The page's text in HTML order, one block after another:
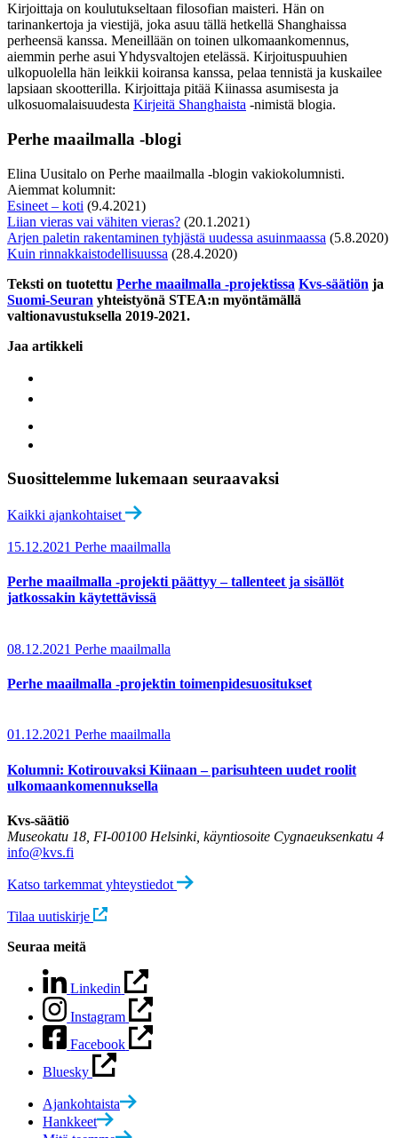
Kirjoittaja on koulutukseltaan filosofian maisteri. Hän on
tarinankertoja ja viestijä, joka asuu tällä hetkellä Shanghaissa
perheensä kanssa. Meneillään on toinen ulkomaankomennus,
aiemmin perhe asui Yhdysvaltojen etelässä. Kirjoituspuuhien
ulkopuolella hän leikkii koiransa kanssa, pelaa tennistä ja kuskailee
lapsiaan skootterilla. Kirjoittaja pitää Kiinassa asumisesta ja
ulkosuomalaisuudesta Kirjeitä Shanghaista -nimistä blogia.
Perhe maailmalla -blogi
Elina Uusitalo on Perhe maailmalla -blogin vakiokolumnisti.
Aiemmat kolumnit:
Esineet – koti (9.4.2021)
Liian vieras vai vähiten vieras? (20.1.2021)
Arjen paletin rakentaminen tyhjästä uudessa asuinmaassa (5.8.2020)
Kuin rinnakkaistodellisuussa (28.4.2020)
Teksti on tuotettu Perhe maailmalla -projektissa Kvs-säätiön ja
Suomi-Seuran yhteistyönä STEA:n myöntämällä
valtionavustuksella 2019-2021.
Jaa artikkeli
Suosittelemme lukemaan seuraavaksi
Kaikki ajankohtaiset
15.12.2021 Perhe maailmalla
Perhe maailmalla -projekti päättyy – tallenteet ja sisällöt
jatkossakin käytettävissä
08.12.2021 Perhe maailmalla
Perhe maailmalla -projektin toimenpidesuositukset
01.12.2021 Perhe maailmalla
Kolumni: Kotirouvaksi Kiinaan – parisuhteen uudet roolit
ulkomaankomennuksella
Kvs-säätiö
Museokatu 18, FI-00100 Helsinki, käyntiosoite Cygnaeuksenkatu 4
info@kvs.fi
Katso tarkemmat yhteystiedot
Tilaa uutiskirje
Seuraa meitä
Linkedin
Instagram
Facebook
Bluesky
Ajankohtaista
Hankkeet